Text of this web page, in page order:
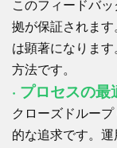
このフィードバ
拠が保証されま
は顕著になりま
方法です。
· プロセスの最
クローズドルー
的な追求です。